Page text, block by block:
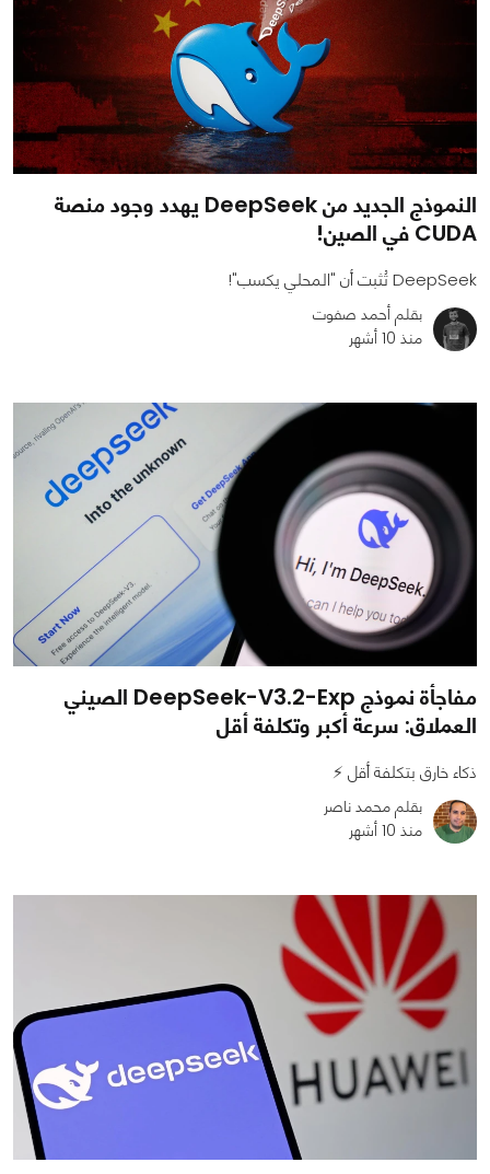
0
النموذج الجديد من DeepSeek يهدد وجود منصة
CUDA في الصين!
DeepSeek تُثبت أن "المحلي يكسب"!
بقلم أحمد صفوت
منذ 10 أشهر
مفاجأة نموذج DeepSeek-V3.2-Exp الصيني
العملاق: سرعة أكبر وتكلفة أقل
ذكاء خارق بتكلفة أقل ⚡
بقلم محمد ناصر
منذ 10 أشهر